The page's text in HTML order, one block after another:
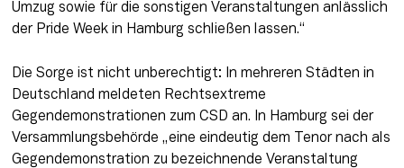
Umzug sowie für die sonstigen Veranstaltungen anlässlich
der Pride Week in Hamburg schließen lassen.“
Die Sorge ist nicht unberechtigt: In mehreren Städten in
Deutschland meldeten Rechtsextreme
Gegendemonstrationen zum CSD an. In Hamburg sei der
Versammlungsbehörde „eine eindeutig dem Tenor nach als
Gegendemonstration zu bezeichnende Veranstaltung